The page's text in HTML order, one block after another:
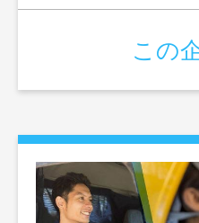
この